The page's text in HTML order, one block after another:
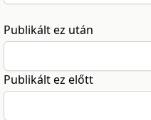
Publikált ez után
Publikált ez előtt